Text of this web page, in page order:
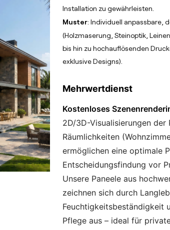
Installation zu gewährleisten.
Muster: Individuell anpassbare,
(Holzmaserung, Steinoptik,
bis hin zu hochauflösenden
exklusive Designs).
Mehrwertdienst
Kostenloses
2D/3D-Visualisierungen der
Räumlichkeiten
ermöglichen eine optimale
Entscheidungsfindung vor
Unsere Paneele aus
zeichnen sich durch
Feuchtigkeitsbeständigkeit
Pflege aus – ideal für